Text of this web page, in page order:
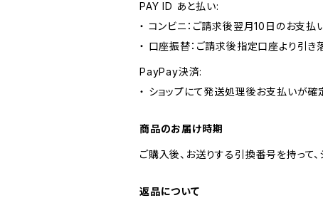
PAY ID あと払い:
・ コンビニ：ご請求後翌月10日のお支払
・ 口座振替：ご請求後指定口座より引き
PayPay決済:
・ ショップにて発送処理後お支払いが確
商品のお届け時期
ご購入後、お送りする引換番号を持って
返品について